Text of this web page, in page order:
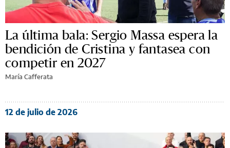
La última bala: Sergio Massa espera la
bendición de Cristina y fantasea con
competir en 2027
María Cafferata
12 de julio de 2026